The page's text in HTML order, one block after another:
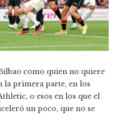
como quien no quiere
la primera parte, en los
o esos en los que el
un poco, que no se